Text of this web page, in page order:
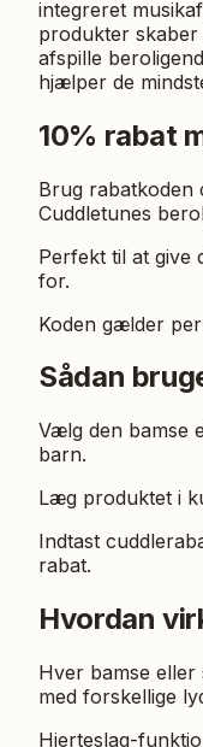
integreret
produkter
afspille
hjælper de
10% rabat
Brug rabatkoden
Cuddletunes
Perfekt til at give
for.
Koden gælder
Sådan
Vælg den bamse
barn.
Læg produktet i
Indtast
rabat.
Hvordan
Hver bamse
med forskellige
Hjerteslag-